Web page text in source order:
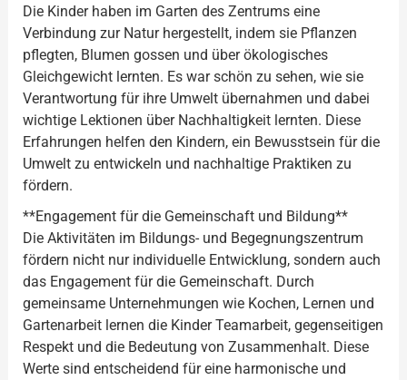
Die Kinder haben im Garten des Zentrums eine
Verbindung zur Natur hergestellt, indem sie Pflanzen
pflegten, Blumen gossen und über ökologisches
Gleichgewicht lernten. Es war schön zu sehen, wie sie
Verantwortung für ihre Umwelt übernahmen und dabei
wichtige Lektionen über Nachhaltigkeit lernten. Diese
Erfahrungen helfen den Kindern, ein Bewusstsein für die
Umwelt zu entwickeln und nachhaltige Praktiken zu
fördern.
**Engagement für die Gemeinschaft und Bildung**
Die Aktivitäten im Bildungs- und Begegnungszentrum
fördern nicht nur individuelle Entwicklung, sondern auch
das Engagement für die Gemeinschaft. Durch
gemeinsame Unternehmungen wie Kochen, Lernen und
Gartenarbeit lernen die Kinder Teamarbeit, gegenseitigen
Respekt und die Bedeutung von Zusammenhalt. Diese
Werte sind entscheidend für eine harmonische und